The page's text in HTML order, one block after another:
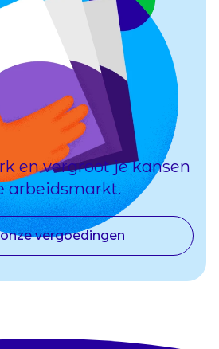
en vergroot je kansen
arbeidsmarkt.
vergoedingen